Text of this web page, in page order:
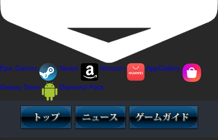
Epic Games Steam Amazon AppGallery
Galaxy Store Diamond Pack